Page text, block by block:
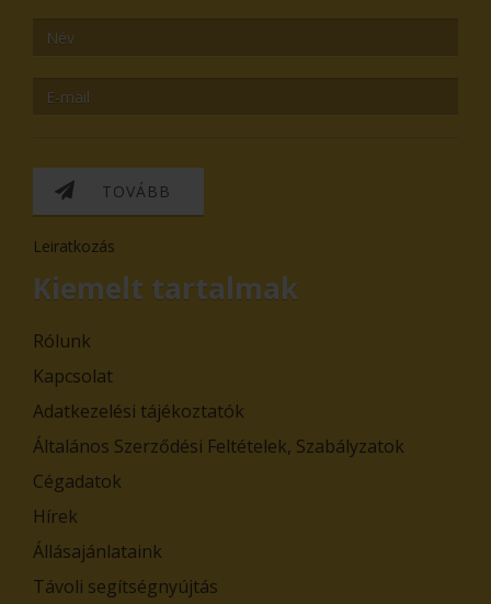
TOVÁBB
Leiratkozás
Kiemelt tartalmak
Rólunk
Kapcsolat
Adatkezelési tájékoztatók
Általános Szerződési Feltételek, Szabályzatok
Cégadatok
Hírek
Állásajánlataink
Távoli segítségnyújtás